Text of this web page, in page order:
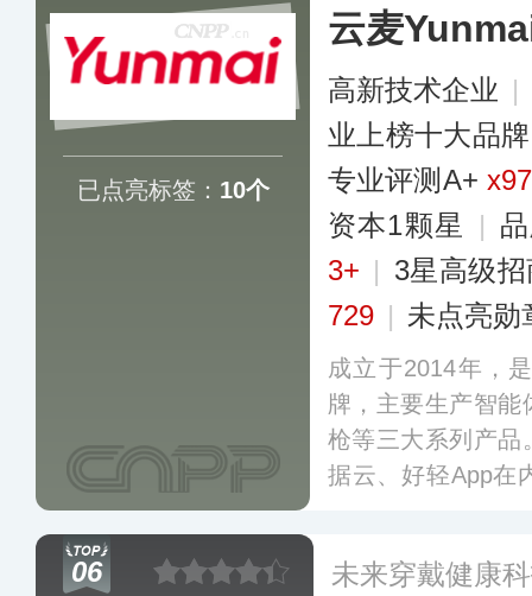
已点亮标签： 10个
云麦
高新技术企业 |
业上榜十大品牌
专业评测A+ x97
资本1颗星
|
3+ | 3星高级
729 | 未点亮勋
成立于2014年，
牌，主要生产智能
枪等三大系列产品
据云、好轻App在
统。更多
06 未来穿戴健康